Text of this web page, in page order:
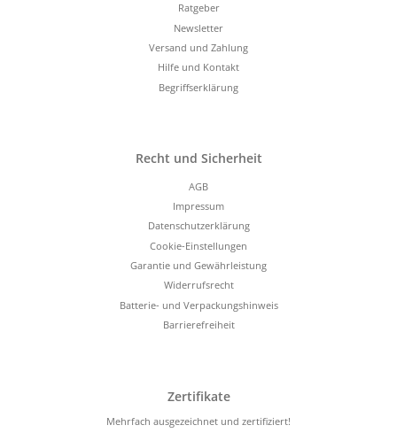
Ratgeber
Newsletter
Versand und Zahlung
Hilfe und Kontakt
Begriffserklärung
Recht und Sicherheit
AGB
Impressum
Datenschutzerklärung
Cookie-Einstellungen
Garantie und Gewährleistung
Widerrufsrecht
Batterie- und Verpackungshinweis
Barrierefreiheit
Zertifikate
Mehrfach ausgezeichnet und zertifiziert!